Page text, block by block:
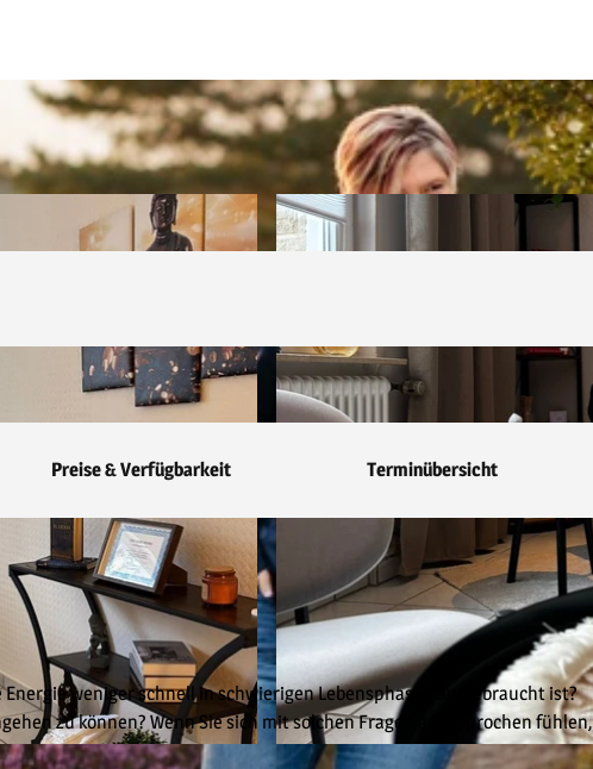
© Silke Quick |CC-BY-SA
Preise & Verfügbarkeit Terminübersicht
weniger schnell in schwierigen Lebensphasen aufgebraucht ist?
zu können? Wenn Sie sich mit solchen Fragen angesprochen fühlen,